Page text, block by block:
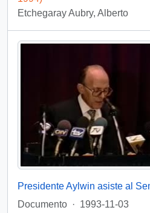
Etchegaray Aubry, Alberto
Documento · 1993-11-03